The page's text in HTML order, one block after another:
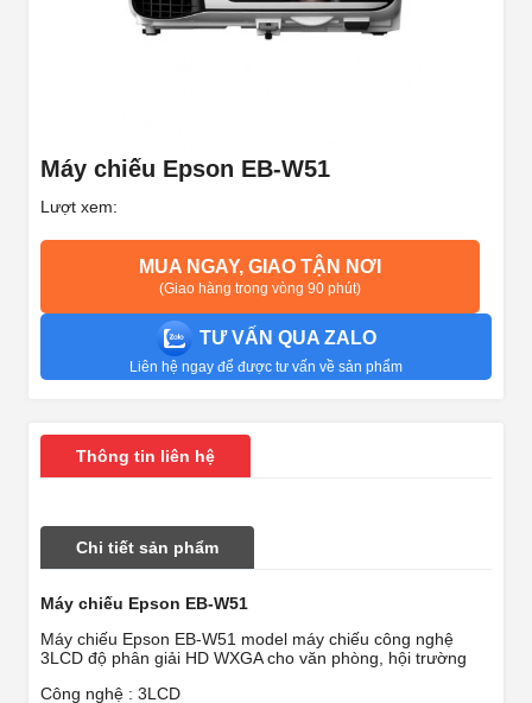
Máy chiếu Epson EB-W51
Lượt xem:
MUA NGAY, GIAO TẬN NƠI
(Giao hàng trong vòng 90 phút)
TƯ VẤN QUA ZALO
Liên hệ ngay để được tư vấn về sản phẩm
Thông tin liên hệ
Chi tiết sản phẩm
Máy chiếu Epson EB-W51
Máy chiếu Epson EB-W51 model máy chiếu công nghệ
3LCD độ phân giải HD WXGA cho văn phòng, hội trường
Công nghệ : 3LCD